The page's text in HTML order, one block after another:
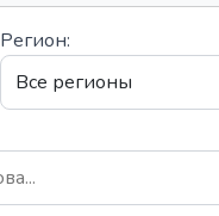
Регион: